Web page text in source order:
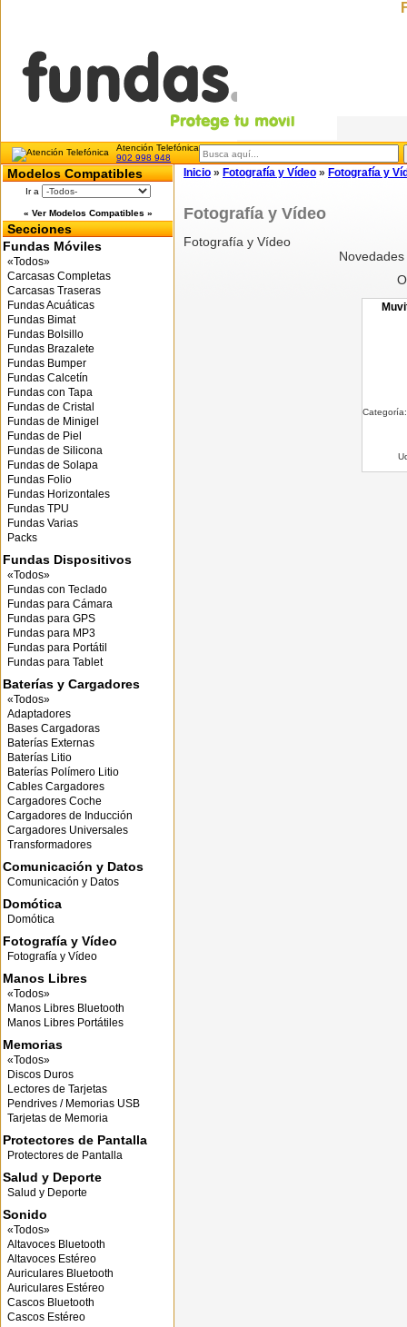
Atención Telefónica
902 998 948
Modelos Compatibles
Ir a
« Ver Modelos Compatibles »
Secciones
Fundas Móviles
«Todos»
Carcasas Completas
Carcasas Traseras
Fundas Acuáticas
Fundas Bimat
Fundas Bolsillo
Fundas Brazalete
Fundas Bumper
Fundas Calcetín
Fundas con Tapa
Fundas de Cristal
Fundas de Minigel
Fundas de Piel
Fundas de Silicona
Fundas de Solapa
Fundas Folio
Fundas Horizontales
Fundas TPU
Fundas Varias
Packs
Fundas Dispositivos
«Todos»
Fundas con Teclado
Fundas para Cámara
Fundas para GPS
Fundas para MP3
Fundas para Portátil
Fundas para Tablet
Baterías y Cargadores
«Todos»
Adaptadores
Bases Cargadoras
Baterías Externas
Baterías Litio
Baterías Polímero Litio
Cables Cargadores
Cargadores Coche
Cargadores de Inducción
Cargadores Universales
Transformadores
Comunicación y Datos
Comunicación y Datos
Domótica
Domótica
Fotografía y Vídeo
Fotografía y Vídeo
Manos Libres
«Todos»
Manos Libres Bluetooth
Manos Libres Portátiles
Memorias
«Todos»
Discos Duros
Lectores de Tarjetas
Pendrives / Memorias USB
Tarjetas de Memoria
Protectores de Pantalla
Protectores de Pantalla
Salud y Deporte
Salud y Deporte
Sonido
«Todos»
Altavoces Bluetooth
Altavoces Estéreo
Auriculares Bluetooth
Auriculares Estéreo
Cascos Bluetooth
Cascos Estéreo
Inicio » Fotografía y Vídeo » Fotografía y
Fotografía y Vídeo
Fotografía y Vídeo